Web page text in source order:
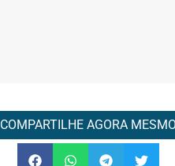
COMPARTILHE AGORA MESMO